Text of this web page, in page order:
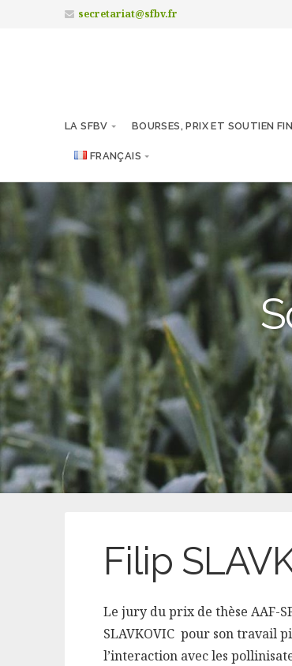
secretariat@sfbv.fr
LA SFBV BOURSES, PRIX ET SOUTIEN
FRANÇAIS
Filip
Le jury du prix de thèse AAF-
SLAVKOVIC pour son travail
l’interaction avec les